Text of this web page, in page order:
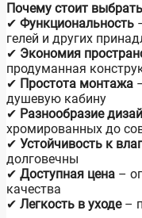
Почему стоит
✔ Функциональность
гелей и других
✔ Экономия
продуманная
✔ Простота монтажа
душевую кабину
✔ Разнообразие
хромированных до
✔ Устойчивость к
долговечны
✔ Доступная цена –
качества
✔ Легкость в уходе –